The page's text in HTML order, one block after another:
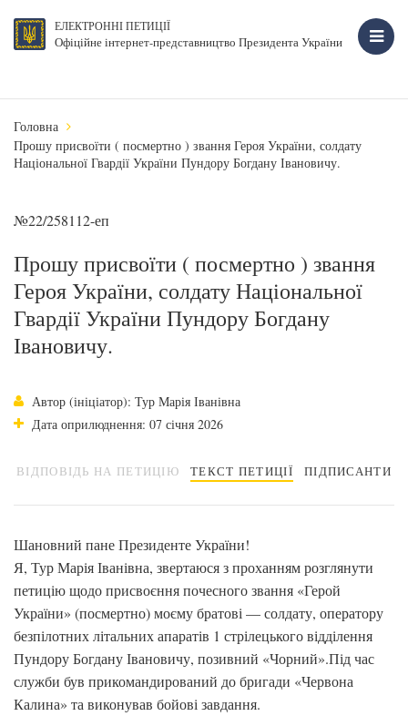
ЕЛЕКТРОННІ ПЕТИЦІЇ
Офіційне інтернет-представництво Президента України
Головна
Прошу присвоїти ( посмертно ) звання Героя України, солдату
Національної Гвардії України Пундору Богдану Івановичу.
№22/258112-еп
Прошу присвоїти ( посмертно ) звання
Героя України, солдату Національної
Гвардії України Пундору Богдану
Івановичу.
Автор (ініціатор): Тур Марія Іванівна
Дата оприлюднення: 07 січня 2026
ВІДПОВІДЬ НА ПЕТИЦІЮ ТЕКСТ ПЕТИЦІЇ ПІДПИСАНТИ
Шановний пане Президенте України!
Я, Тур Марія Іванівна, звертаюся з проханням розглянути
петицію щодо присвоєння почесного звання «Герой
України» (посмертно) моєму братові — солдату, оператору
безпілотних літальних апаратів 1 стрілецького відділення
Пундору Богдану Івановичу, позивний «Чорний».Під час
служби був прикомандирований до бригади «Червона
Калина» та виконував бойові завдання.